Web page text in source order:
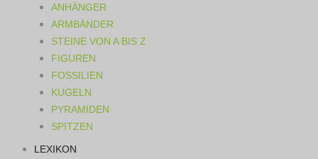
ANHÄNGER
ARMBÄNDER
STEINE VON A BIS Z
FIGUREN
FOSSILIEN
KUGELN
PYRAMIDEN
SPITZEN
LEXIKON